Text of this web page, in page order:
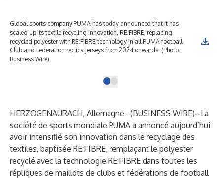
Global sports company PUMA has today announced that it has
scaled up its textile recycling innovation, RE:FIBRE, replacing
recycled polyester with RE:FIBRE technology in all PUMA football
Club and Federation replica jerseys from 2024 onwards. (Photo:
Business Wire)
HERZOGENAURACH, Allemagne--(BUSINESS WIRE)--La
société de sports mondiale PUMA a annoncé aujourd’hui
avoir intensifié son innovation dans le recyclage des
textiles, baptisée RE:FIBRE, remplaçant le polyester
recyclé avec la technologie RE:FIBRE dans toutes les
répliques de maillots de clubs et fédérations de football